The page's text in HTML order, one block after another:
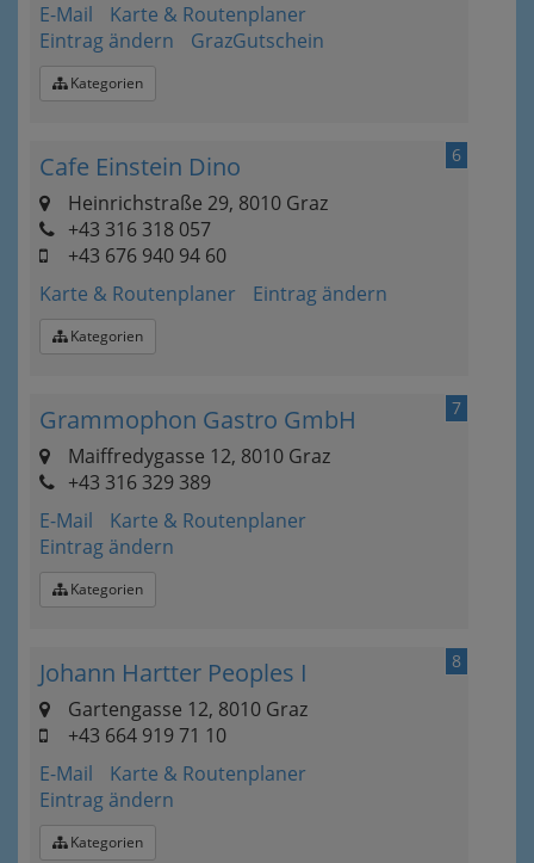
E-Mail
Karte & Routenplaner
Eintrag ändern
GrazGutschein
Kategorien
6
Cafe Einstein Dino
Heinrichstraße 29, 8010 Graz
+43 316 318 057
+43 676 940 94 60
Karte & Routenplaner
Eintrag ändern
Kategorien
7
Grammophon Gastro GmbH
Maiffredygasse 12, 8010 Graz
+43 316 329 389
E-Mail
Karte & Routenplaner
Eintrag ändern
Kategorien
8
Johann Hartter Peoples I
Gartengasse 12, 8010 Graz
+43 664 919 71 10
E-Mail
Karte & Routenplaner
Eintrag ändern
Kategorien